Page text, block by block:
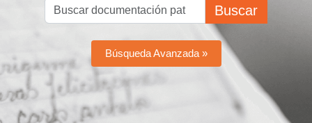
Buscar
Búsqueda Avanzada »